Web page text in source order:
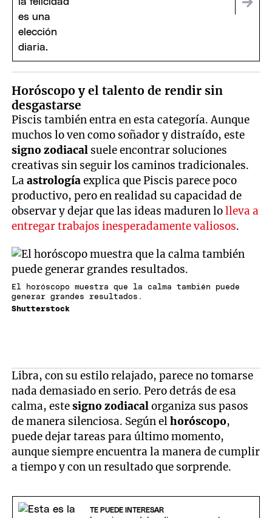
Horóscopo y el talento de rendir sin
desgastarse
Piscis también entra en esta categoría. Aunque
muchos lo ven como soñador y distraído, este
signo zodiacal suele encontrar soluciones
creativas sin seguir los caminos tradicionales.
Laastrologíaexplica que Piscis parece poco
productivo, pero en realidad su capacidad de
observar y dejar que las ideas maduren lolleva a
entregar trabajos inesperadamente valiosos.
El horóscopo muestra que la calma también puede
generar grandes resultados.
Shutterstock
Libra, con su estilo relajado, parece no tomarse
nada demasiado en serio. Pero detrás de esa
calma, estesigno zodiacalorganiza sus pasos
de manera silenciosa. Según elhoróscopo,
puede dejar tareas para último momento,
aunque siempre encuentra la manera de cumplir
a tiempo y con un resultado que sorprende.
TE PUEDE INTERESAR